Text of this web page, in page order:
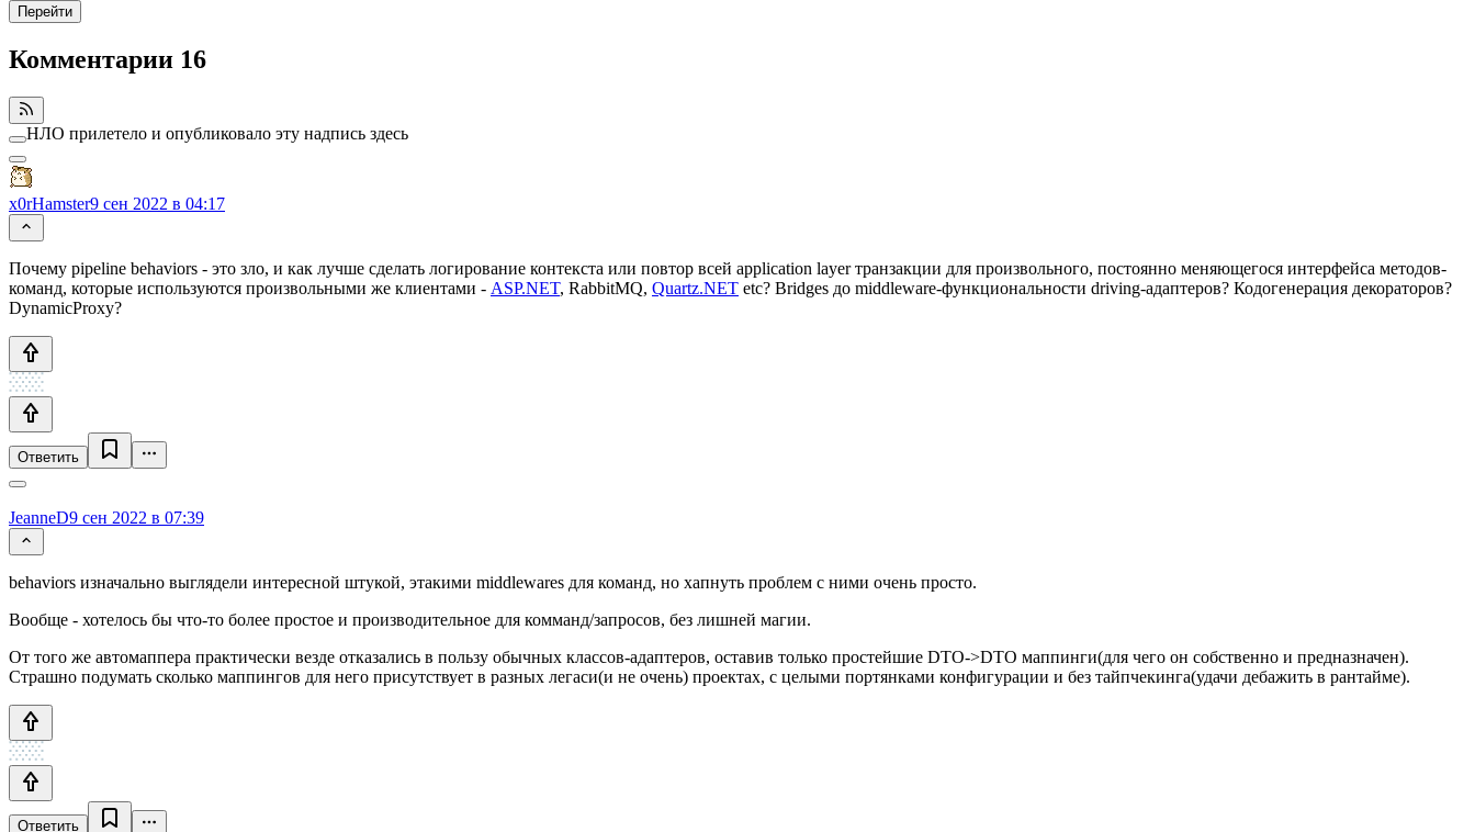
Перейти
Комментарии 16
НЛО прилетело и опубликовало эту надпись здесь
x0rHamster9 сен 2022 в 04:17
Почему pipeline behaviors - это зло, и как лучше сделать логирование контекста или повтор всей application layer транзакции для произвольного, постоянно меняющегося интерфейса методов-
команд, которые используются произвольными же клиентами - ASP.NET, RabbitMQ, Quartz.NET etc? Bridges до middleware-функциональности driving-адаптеров? Кодогенерация декораторов?
DynamicProxy?
Ответить
JeanneD9 сен 2022 в 07:39
behaviors изначально выглядели интересной штукой, этакими middlewares для команд, но хапнуть проблем с ними очень просто.
Вообще - хотелось бы что-то более простое и производительное для комманд/запросов, без лишней магии.
От того же автомаппера практически везде отказались в пользу обычных классов-адаптеров, оставив только простейшие DTO->DTO маппинги(для чего он собственно и предназначен).
Страшно подумать сколько маппингов для него присутствует в разных легаси(и не очень) проектах, с целыми портянками конфигурации и без тайпчекинга(удачи дебажить в рантайме).
Ответить